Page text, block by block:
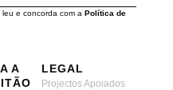
leu e concorda com aPolítica de
A
LEGAL
Projectos Apoiados